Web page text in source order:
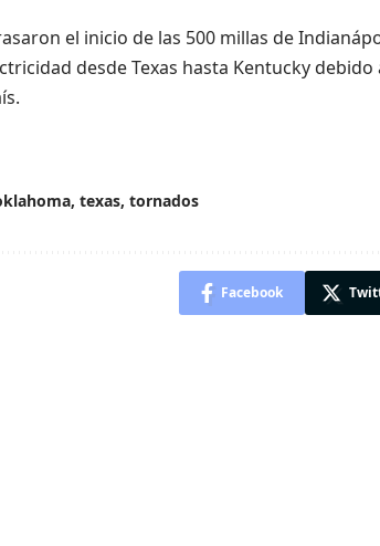
el inicio de las 500 millas de
desde Texas hasta Kentucky debido
, texas, tornados
Facebook